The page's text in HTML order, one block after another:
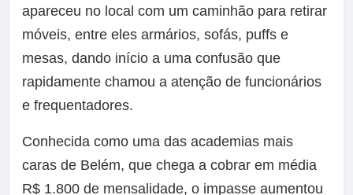
apareceu no local com um caminhão para retirar
móveis, entre eles armários, sofás, puffs e
mesas, dando início a uma confusão que
rapidamente chamou a atenção de funcionários
e frequentadores.
Conhecida como uma das academias mais
caras de Belém, que chega a cobrar em média
R$ 1.800 de mensalidade, o impasse aumentou